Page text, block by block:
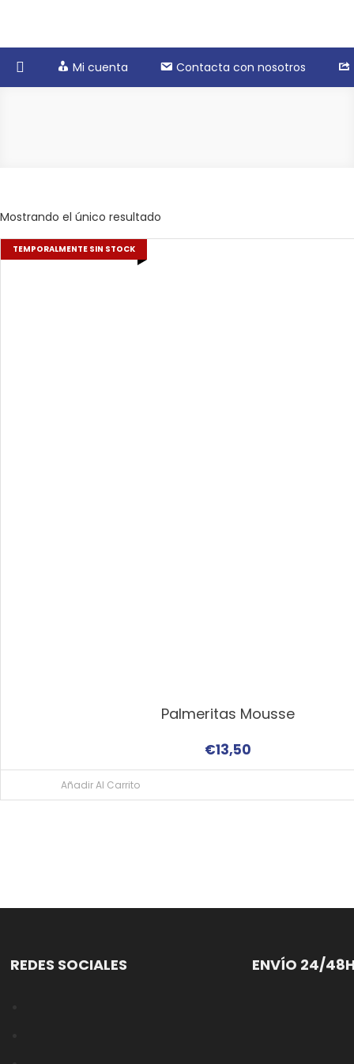
De Codan a casa
Mi cuenta
Contacta con nosotros
Mostrando el único resultado
TEMPORALMENTE SIN STOCK
Palmeritas Mousse
€13,50
Añadir Al Carrito
REDES SOCIALES ENVÍO 24/